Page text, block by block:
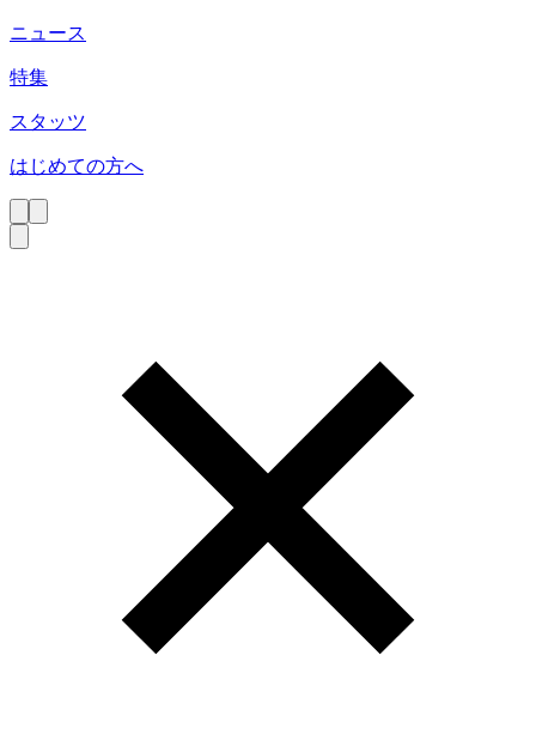
ニュース
特集
スタッツ
はじめての方へ